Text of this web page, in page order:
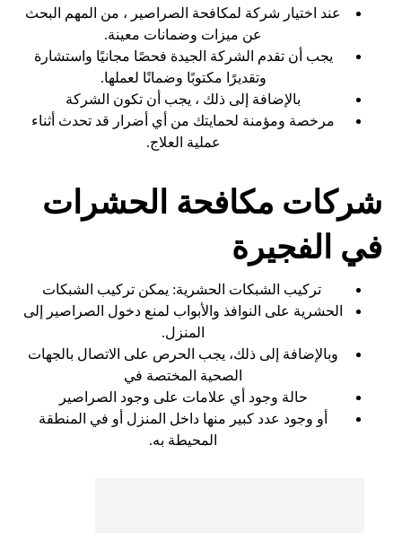
عند اختيار شركة لمكافحة الصراصير ، من المهم البحث
عن ميزات وضمانات معينة.
يجب أن تقدم الشركة الجيدة فحصًا مجانيًا واستشارة
وتقديرًا مكتوبًا وضمانًا لعملها.
بالإضافة إلى ذلك ، يجب أن تكون الشركة
مرخصة ومؤمنة لحمايتك من أي أضرار قد تحدث أثناء
عملية العلاج.
شركات مكافحة الحشرات
في الفجيرة
تركيب الشبكات الحشرية: يمكن تركيب الشبكات
الحشرية على النوافذ والأبواب لمنع دخول الصراصير إلى
المنزل.
وبالإضافة إلى ذلك، يجب الحرص على الاتصال بالجهات
الصحية المختصة في
حالة وجود أي علامات على وجود الصراصير
أو وجود عدد كبير منها داخل المنزل أو في المنطقة
المحيطة به.